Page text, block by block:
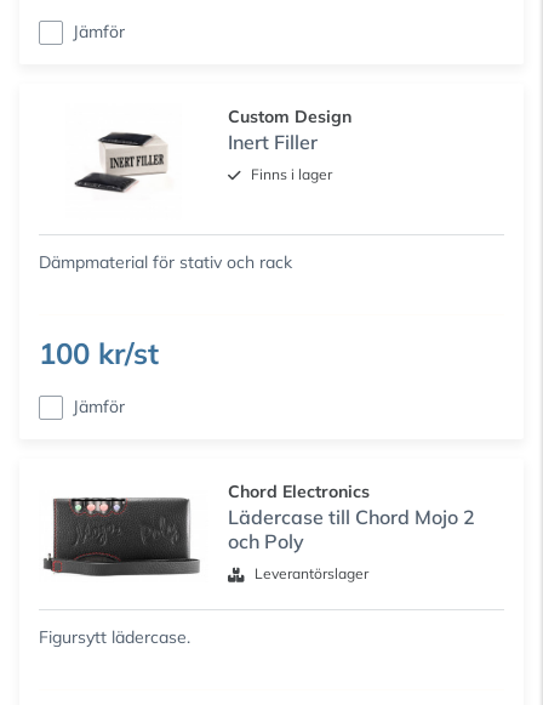
Jämför
Custom Design
Inert Filler
Finns i lager
Dämpmaterial för stativ och rack
100 kr/st
Jämför
Chord Electronics
Lädercase till Chord Mojo 2
och Poly
Leverantörslager
Figursytt lädercase.